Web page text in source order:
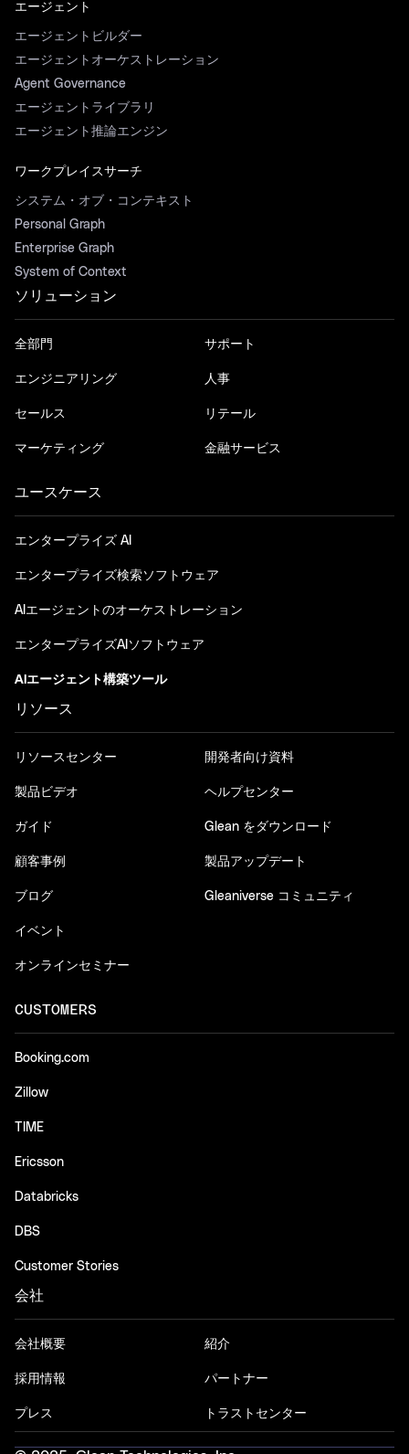
エージェント
エージェントビルダー
エージェントオーケストレーション
Agent Governance
エージェントライブラリ
エージェント推論エンジン
ワークプレイスサーチ
システム・オブ・コンテキスト
Personal Graph
Enterprise Graph
System of Context
ソリューション
全部門
エンジニアリング
セールス
マーケティング
サポート
人事
リテール
金融サービス
ユースケース
エンタープライズ AI
エンタープライズ検索ソフトウェア
AIエージェントのオーケストレーション
エンタープライズAIソフトウェア
AIエージェント構築ツール
リソース
リソースセンター
製品ビデオ
ガイド
顧客事例
ブログ
イベント
オンラインセミナー
開発者向け資料
ヘルプセンター
Glean をダウンロード
製品アップデート
Gleaniverse コミュニティ
CUSTOMERS
Booking.com
Zillow
TIME
Ericsson
Databricks
DBS
Customer Stories
会社
会社概要
採用情報
プレス
紹介
パートナー
トラストセンター